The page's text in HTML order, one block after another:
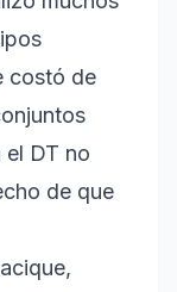
costó de
DT no
de que